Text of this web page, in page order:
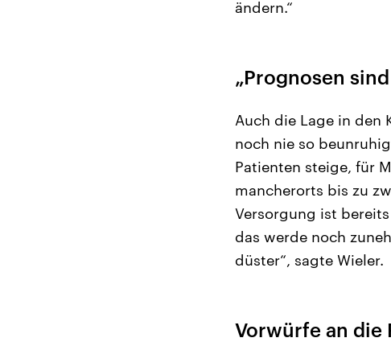
ändern.“
„Prognosen
Auch die Lage in den
noch nie so
Patienten steige, für
mancherorts bis zu
Versorgung ist
das werde noch
düster“, sagte Wieler.
Vorwürfe an die